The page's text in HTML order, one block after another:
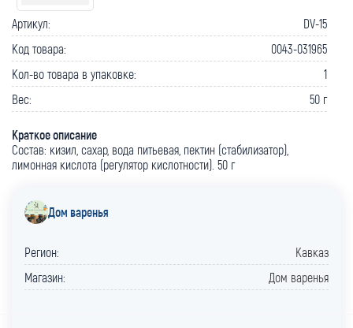
Артикул:
DV-15
Код товара:
0043-031965
Кол-во товара в упаковке:
1
Вес:
50 г
Краткое описание
Состав: кизил, сахар, вода питьевая, пектин (стабилизатор),
лимонная кислота (регулятор кислотности). 50 г
Дом варенья
Регион:
Кавказ
Магазин:
Дом варенья